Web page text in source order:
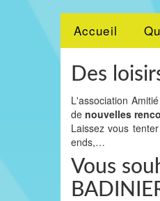
Accueil
Des
L'association
de nouvelles
Laissez vous
ends,…
Vous